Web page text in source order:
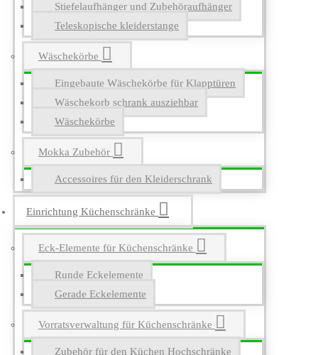
Stiefelaufhänger und Zubehöraufhänger
Teleskopische kleiderstange
Wäschekörbe
Eingebaute Wäschekörbe für Klapptüren
Wäschekorb schrank ausziehbar
Wäschekörbe
Mokka Zubehör
Accessoires für den Kleiderschrank
Einrichtung Küchenschränke
Eck-Elemente für Küchenschränke
Runde Eckelemente
Gerade Eckelemente
Vorratsverwaltung für Küchenschränke
Zubehör für den Küchen Hochschränke